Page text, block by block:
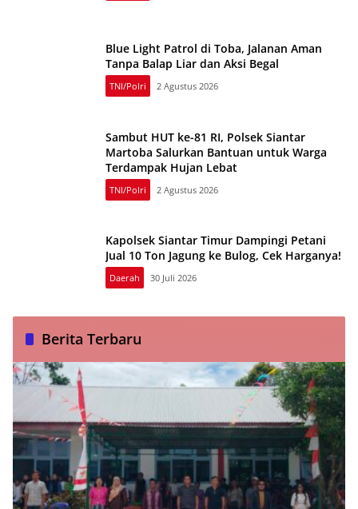
Blue Light Patrol di Toba, Jalanan Aman
Tanpa Balap Liar dan Aksi Begal
TNI/Polri 2 Agustus 2026
Sambut HUT ke-81 RI, Polsek Siantar
Martoba Salurkan Bantuan untuk Warga
Terdampak Hujan Lebat
TNI/Polri 2 Agustus 2026
Kapolsek Siantar Timur Dampingi Petani
Jual 10 Ton Jagung ke Bulog, Cek Harganya!
Daerah 30 Juli 2026
Berita Terbaru